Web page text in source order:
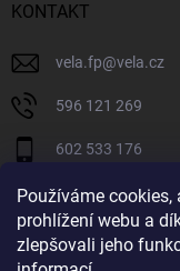
Používáme
prohlížení webu a
zlepšovali jeho
KONTAKT
vela.fp@vela.cz
596 121 269
602 533 176
VELA CZECH
velaczech